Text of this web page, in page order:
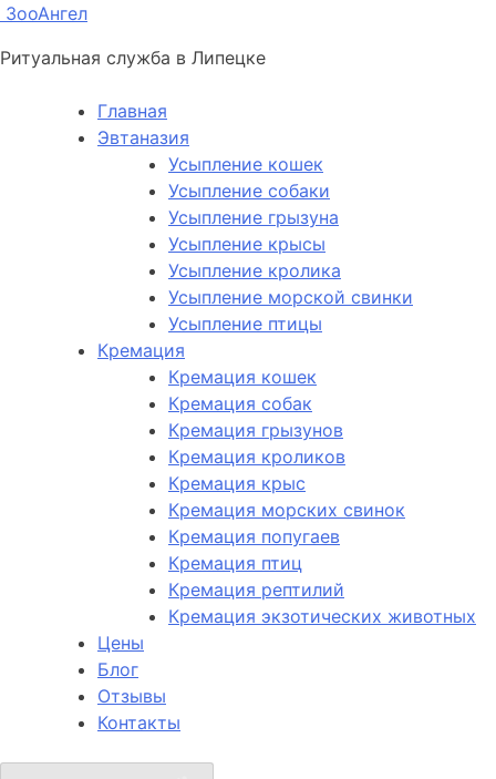
ЗооАнгел
Ритуальная служба в Липецке
Главная
Эвтаназия
Усыпление кошек
Усыпление собаки
Усыпление грызуна
Усыпление крысы
Усыпление кролика
Усыпление морской свинки
Усыпление птицы
Кремация
Кремация кошек
Кремация собак
Кремация грызунов
Кремация кроликов
Кремация крыс
Кремация морских свинок
Кремация попугаев
Кремация птиц
Кремация рептилий
Кремация экзотических животных
Цены
Блог
Отзывы
Контакты